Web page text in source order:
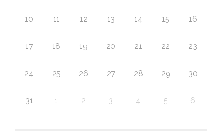
10 11 12 13 14 15 16
17 18 19 20 21 22 23
24 25 26 27 28 29 30
31 1 2 3 4 5 6